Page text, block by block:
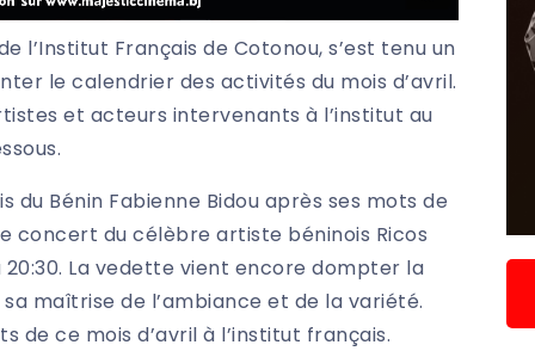
l’Institut Français de Cotonou, s’est tenu un
le calendrier des activités du mois d’avril.
et acteurs intervenants à l’institut au
du Bénin Fabienne Bidou après ses mots de
concert du célèbre artiste béninois Ricos
La vedette vient encore dompter la
maîtrise de l’ambiance et de la variété.
de ce mois d’avril à l’institut français.